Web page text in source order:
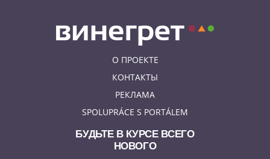
О ПРОЕКТЕ
КОНТАКТЫ
РЕКЛАМА
SPOLUPRÁCE S PORTÁLEM
БУДЬТЕ В КУРСЕ ВСЕГО
НОВОГО